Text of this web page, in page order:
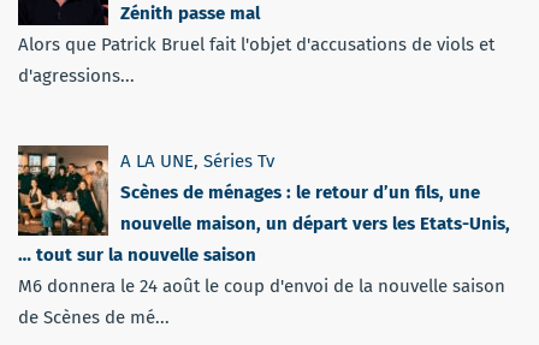
Zénith passe mal
Alors que Patrick Bruel fait l'objet d'accusations de viols et
d'agressions...
A LA UNE, Séries Tv
Scènes de ménages : le retour d’un fils, une
nouvelle maison, un départ vers les Etats-Unis,
… tout sur la nouvelle saison
M6 donnera le 24 août le coup d'envoi de la nouvelle saison
de Scènes de mé...